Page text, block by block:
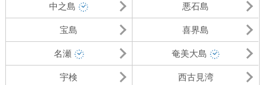
中之島 悪石島
宝島 喜界島
名瀬 奄美大島
宇検 西古見湾